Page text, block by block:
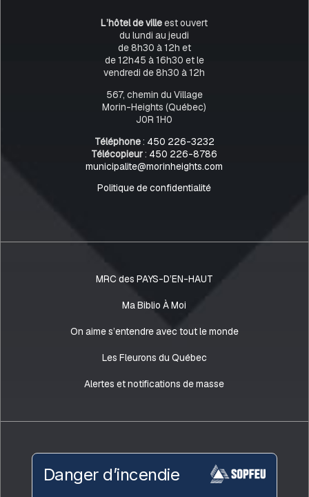
L’hôtel de villeest ouvert
du lundi au jeudi
de 8h30 à 12h et
de 12h45 à 16h30 et le
vendredi de 8h30 à 12h
567, chemin du Village
Morin-Heights (Québec)
J0R 1H0
Téléphone: 450 226-3232
Télécopieur: 450 226-8786
municipalite@morinheights.com
Politique de confidentialité
MRC des PAYS-D’EN-HAUT
Ma Biblio À Moi
On aime s’entendre avec tout le monde
Les Fleurons du Québec
Alertes et notifications de masse
Danger d’incendie